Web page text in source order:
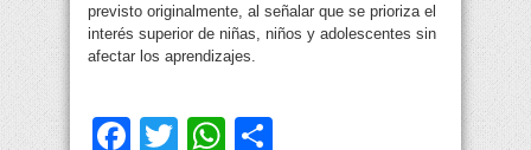
previsto originalmente, al señalar que se prioriza el
interés superior de niñas, niños y adolescentes sin
afectar los aprendizajes.
Facebook
TwitterWhatsApp